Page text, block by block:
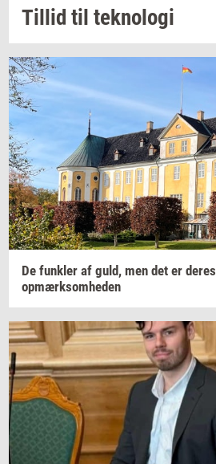
Til­lid til tek­no­lo­gi
De funk­ler af guld, men det er deres
op­mærk­som­he­den